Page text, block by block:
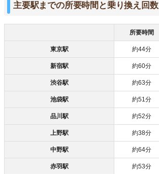
主要駅までの所要時間と乗り換え回数
所要時間
東京駅 約44分
新宿駅 約60分
渋谷駅 約63分
池袋駅 約51分
品川駅 約52分
上野駅 約38分
中野駅 約64分
赤羽駅 約53分